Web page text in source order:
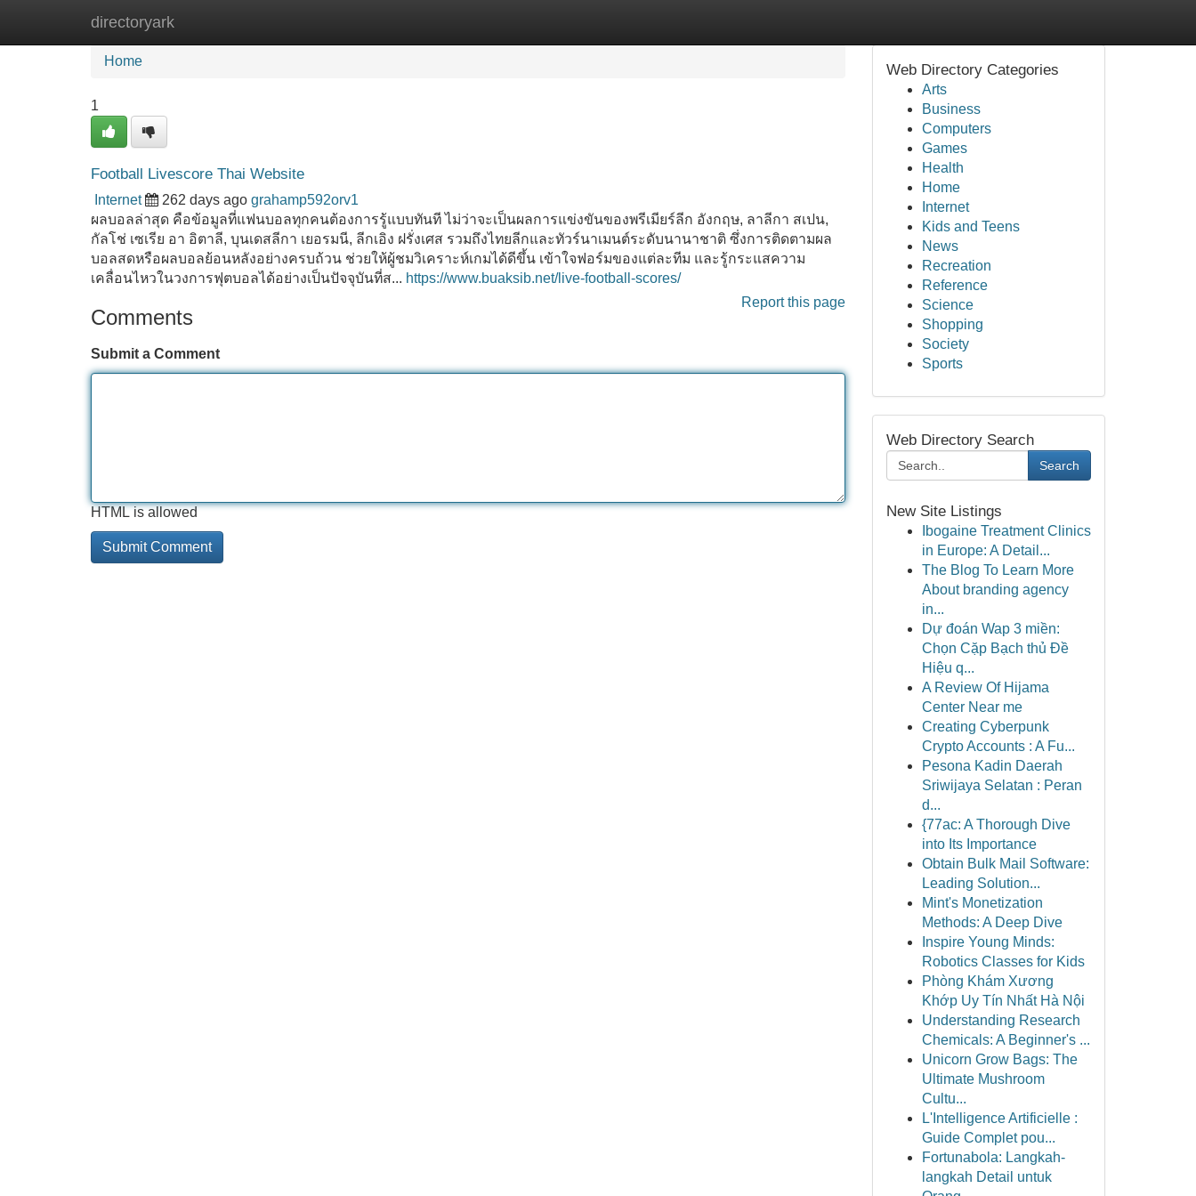
directoryark
Home
Home
1
Football Livescore Thai Website
Internet 262 days ago grahamp592orv1
ผลบอลล่าสุด คือข้อมูลที่แฟนบอลทุกคนต้องการรู้แบบทันที ไม่ว่าจะเป็นผลการแข่งขันของพรีเมียร์ลีก อังกฤษ, ลาลีกา สเปน,
กัลโช่ เซเรีย อา อิตาลี, บุนเดสลีกา เยอรมนี, ลีกเอิง ฝรั่งเศส รวมถึงไทยลีกและทัวร์นาเมนต์ระดับนานาชาติ ซึ่งการติดตามผล
บอลสดหรือผลบอลย้อนหลังอย่างครบถ้วน ช่วยให้ผู้ชมวิเคราะห์เกมได้ดีขึ้น เข้าใจฟอร์มของแต่ละทีม และรู้กระแสความ
เคลื่อนไหวในวงการฟุตบอลได้อย่างเป็นปัจจุบันที่ส... https://www.buaksib.net/live-football-scores/
Report this page
Comments
Submit a Comment
HTML is allowed
Web Directory Categories
Arts
Business
Computers
Games
Health
Home
Internet
Kids and Teens
News
Recreation
Reference
Science
Shopping
Society
Sports
Web Directory Search
Search
New Site Listings
Ibogaine Treatment Clinics
in Europe: A Detail...
The Blog To Learn More
About branding agency
in...
Dự đoán Wap 3 miền:
Chọn Cặp Bạch thủ Đề
Hiệu q...
A Review Of Hijama
Center Near me
Creating Cyberpunk
Crypto Accounts : A Fu...
Pesona Kadin Daerah
Sriwijaya Selatan : Peran
d...
{77ac: A Thorough Dive
into Its Importance
Obtain Bulk Mail Software:
Leading Solution...
Mint's Monetization
Methods: A Deep Dive
Inspire Young Minds:
Robotics Classes for Kids
Phòng Khám Xương
Khớp Uy Tín Nhất Hà Nội
Understanding Research
Chemicals: A Beginner's ...
Unicorn Grow Bags: The
Ultimate Mushroom
Cultu...
L'Intelligence Artificielle :
Guide Complet pou...
Fortunabola: Langkah-
langkah Detail untuk